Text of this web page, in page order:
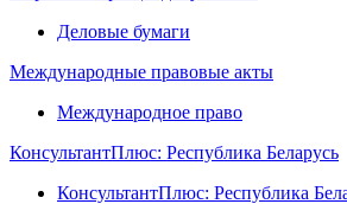
Деловые бумаги
Международные правовые акты
Международное право
КонсультантПлюс: Республика Беларусь
КонсультантПлюс: Республика